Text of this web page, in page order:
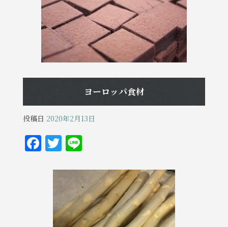
ヨーロッパ食材
投稿日 2020年2月13日
F
a
T
w
it
te
r
Li
e